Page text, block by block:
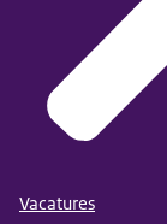
Vacatures